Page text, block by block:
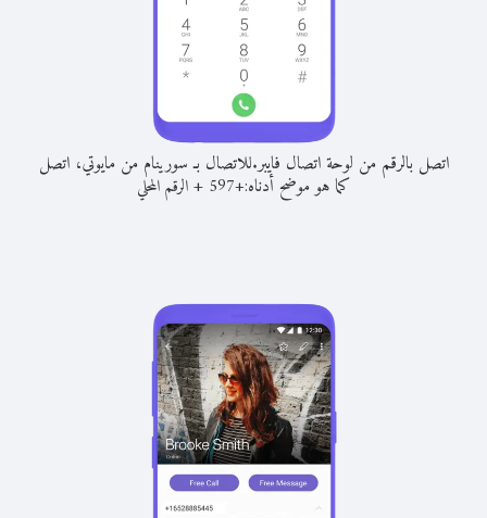
اتصل بالرقم من لوحة اتصال فايبر.للاتصال بـ سورينام من مايوتي، اتصل
كما هو موضح أدناه:+
597
+الرقم المحلي